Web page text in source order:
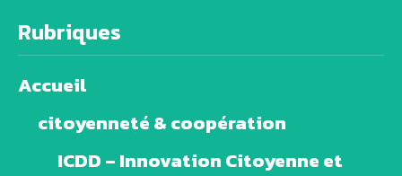
Rubriques
Accueil
citoyenneté & coopération
ICDD – Innovation Citoyenne et